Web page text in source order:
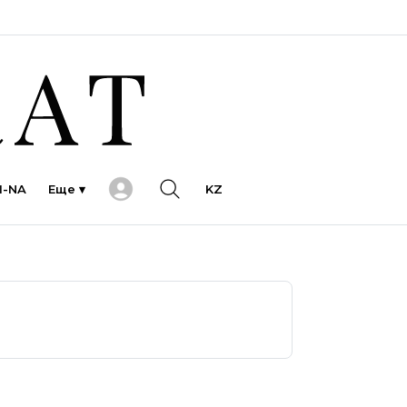
NA Еще ▾ KZ